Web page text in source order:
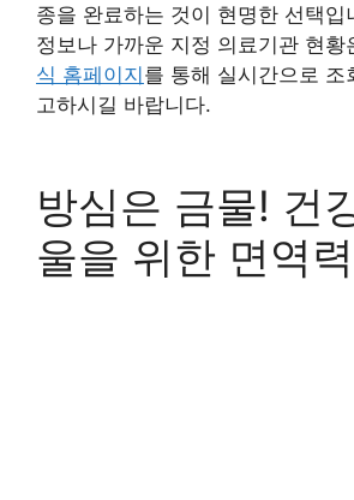
종을 완료하는 것이 현명한 선택입
정보나 가까운 지정 의료기관 현황
식 홈페이지를 통해 실시간으로 조
고하시길 바랍니다.
방심은 금물! 건
울을 위한 면역